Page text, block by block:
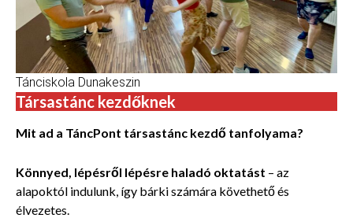
Tánciskola Dunakeszin
Társastánc kezdőknek
Mit ad a TáncPont társastánc kezdő tanfolyama?
Könnyed, lépésről lépésre haladó oktatást – az
alapoktól indulunk, így bárki számára követhető és
élvezetes.